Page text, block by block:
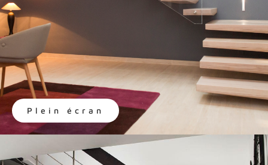
Plein écran